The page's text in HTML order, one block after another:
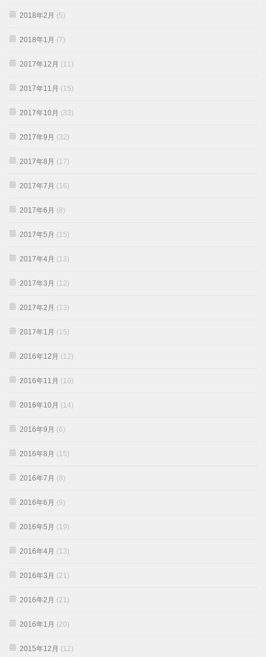
2018年2月 (5)
2018年1月 (7)
2017年12月 (11)
2017年11月 (15)
2017年10月 (33)
2017年9月 (32)
2017年8月 (17)
2017年7月 (16)
2017年6月 (8)
2017年5月 (15)
2017年4月 (13)
2017年3月 (12)
2017年2月 (13)
2017年1月 (15)
2016年12月 (12)
2016年11月 (10)
2016年10月 (14)
2016年9月 (6)
2016年8月 (15)
2016年7月 (8)
2016年6月 (9)
2016年5月 (19)
2016年4月 (13)
2016年3月 (21)
2016年2月 (21)
2016年1月 (20)
2015年12月 (12)